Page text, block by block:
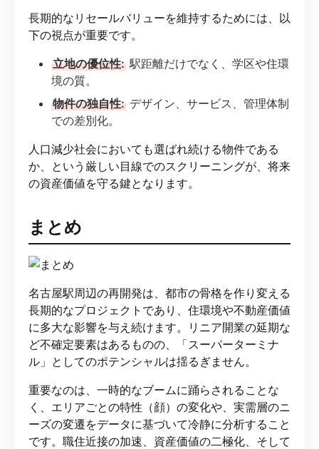
長期的なリセールバリューを維持するためには、以
下の視点が重要です。
立地の優位性: 駅距離だけでなく、学区や住環
境の質。
物件の独自性: デザイン、サービス、管理体制
での差別化。
人口減少社会においても選ばれ続ける物件である
か、という厳しい目線でのスクリーニングが、将来
の資産価値を守る鍵となります。
まとめ
名古屋駅周辺の再開発は、都市の骨格を作り変える
長期的なプロジェクトであり、住環境や不動産価値
に多大な影響を与え続けます。リニア開業の延期な
ど不確定要素はあるものの、「スーパーターミナ
ル」としてのポテンシャルは揺るぎません。
重要なのは、一時的なブームに踊らされることな
く、エリアごとの特性（顔）の変化や、実需層のニ
ーズの変遷をデータに基づいて冷静に分析すること
です。職住近接の加速、資産価値の二極化、そして